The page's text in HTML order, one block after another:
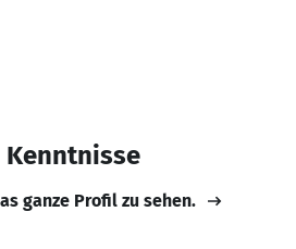
ganze Profil zu sehen.